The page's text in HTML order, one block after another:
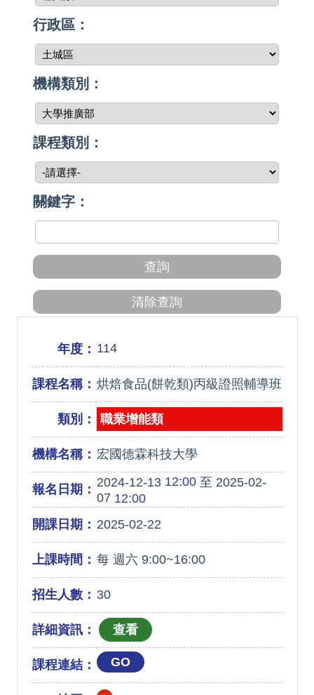
行政區：
機構類別：
課程類別：
關鍵字：
年度： 114
課程名稱： 烘焙食品(餅乾類)丙級證照輔導班
類別： 職業增能類
機構名稱： 宏國德霖科技大學
報名日期： 2024-12-1312:00至 2025-02-
07 12:00
開課日期： 2025-02-22
上課時間： 每 週六 9:00~16:00
招生人數： 30
詳細資訊：
課程連結： GO